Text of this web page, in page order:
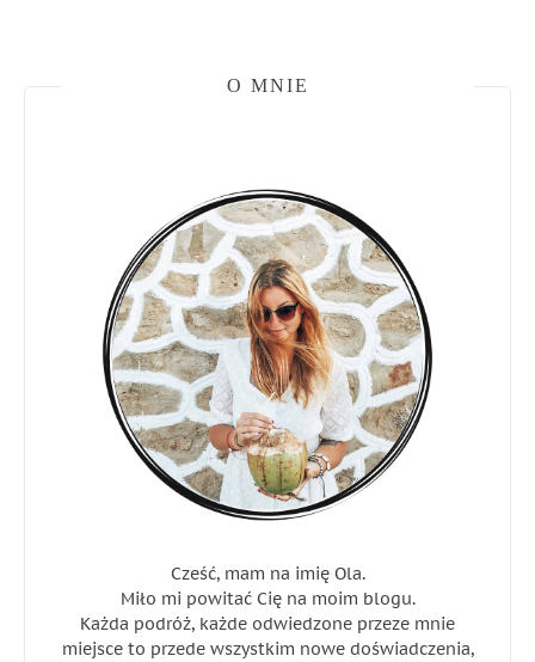
O MNIE
Cześć, mam na imię Ola.
Miło mi powitać Cię na moim blogu.
Każda podróż, każde odwiedzone przeze mnie
miejsce to przede wszystkim nowe doświadczenia,